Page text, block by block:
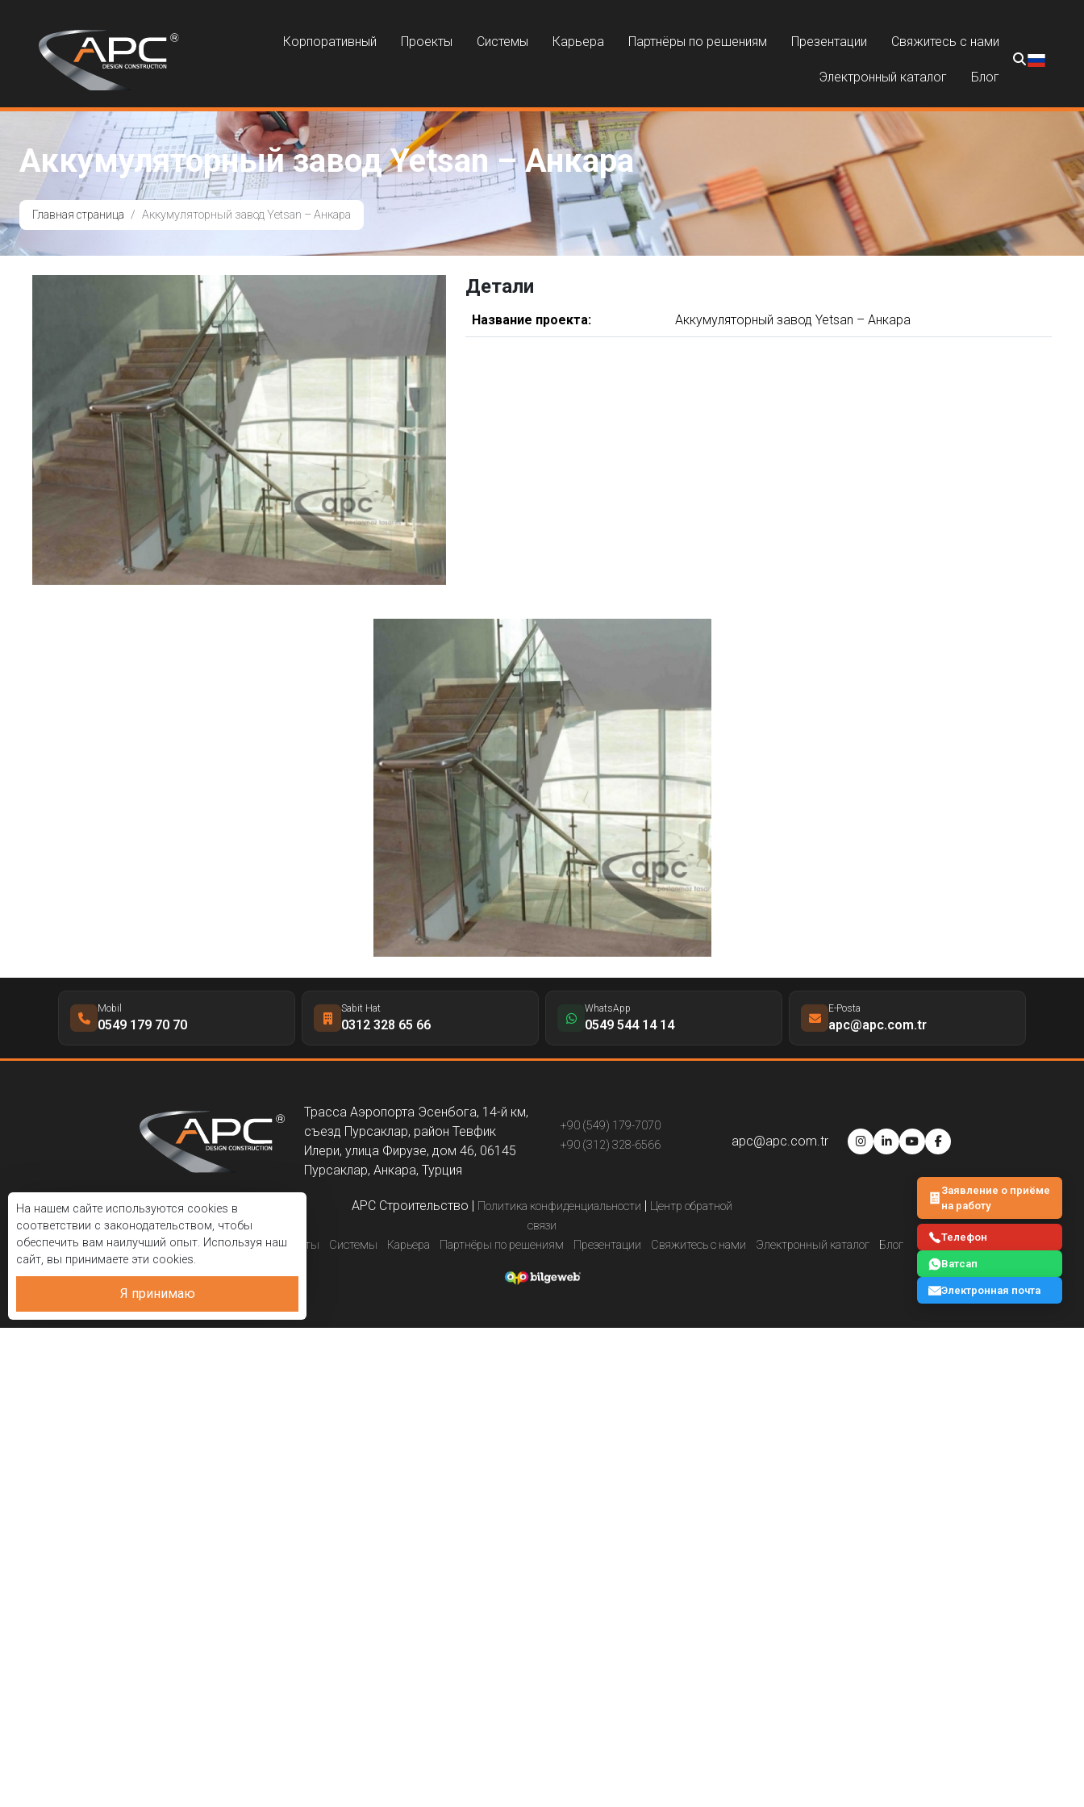
Корпоративный Проекты Системы Карьера Партнёры по решениям Презентации Свяжитесь с нами
Электронный каталог Блог
Аккумуляторный завод Yetsan – Анкара
Главная страница Аккумуляторный завод Yetsan – Анкара
Детали
Название проекта: Аккумуляторный завод Yetsan – Анкара
На нашем сайте используются cookies в
соответствии с законодательством, чтобы
обеспечить вам наилучший опыт. Используя наш
сайт, вы принимаете эти cookies.
Я принимаю
Mobil
0549 179 70 70
Sabit Hat
0312 328 65 66
WhatsApp
0549 544 14 14
E-Posta
apc@apc.com.tr
Трасса Аэропорта Эсенбога, 14-й км,
съезд Пурсаклар, район Тевфик
Илери, улица Фирузе, дом 46, 06145
Пурсаклар, Анкара, Турция
+90 (549) 179-7070
+90 (312) 328-6566
apc@apc.com.tr
APC Строительство Политика конфиденциальности
Центр обратной
связи
Корпоративный
Проекты Системы Карьера Партнёры по решениям Презентации Свяжитесь с нами Электронный каталог Блог
Заявление о приёме
на работу
Телефон
Ватсап
Электронная почта